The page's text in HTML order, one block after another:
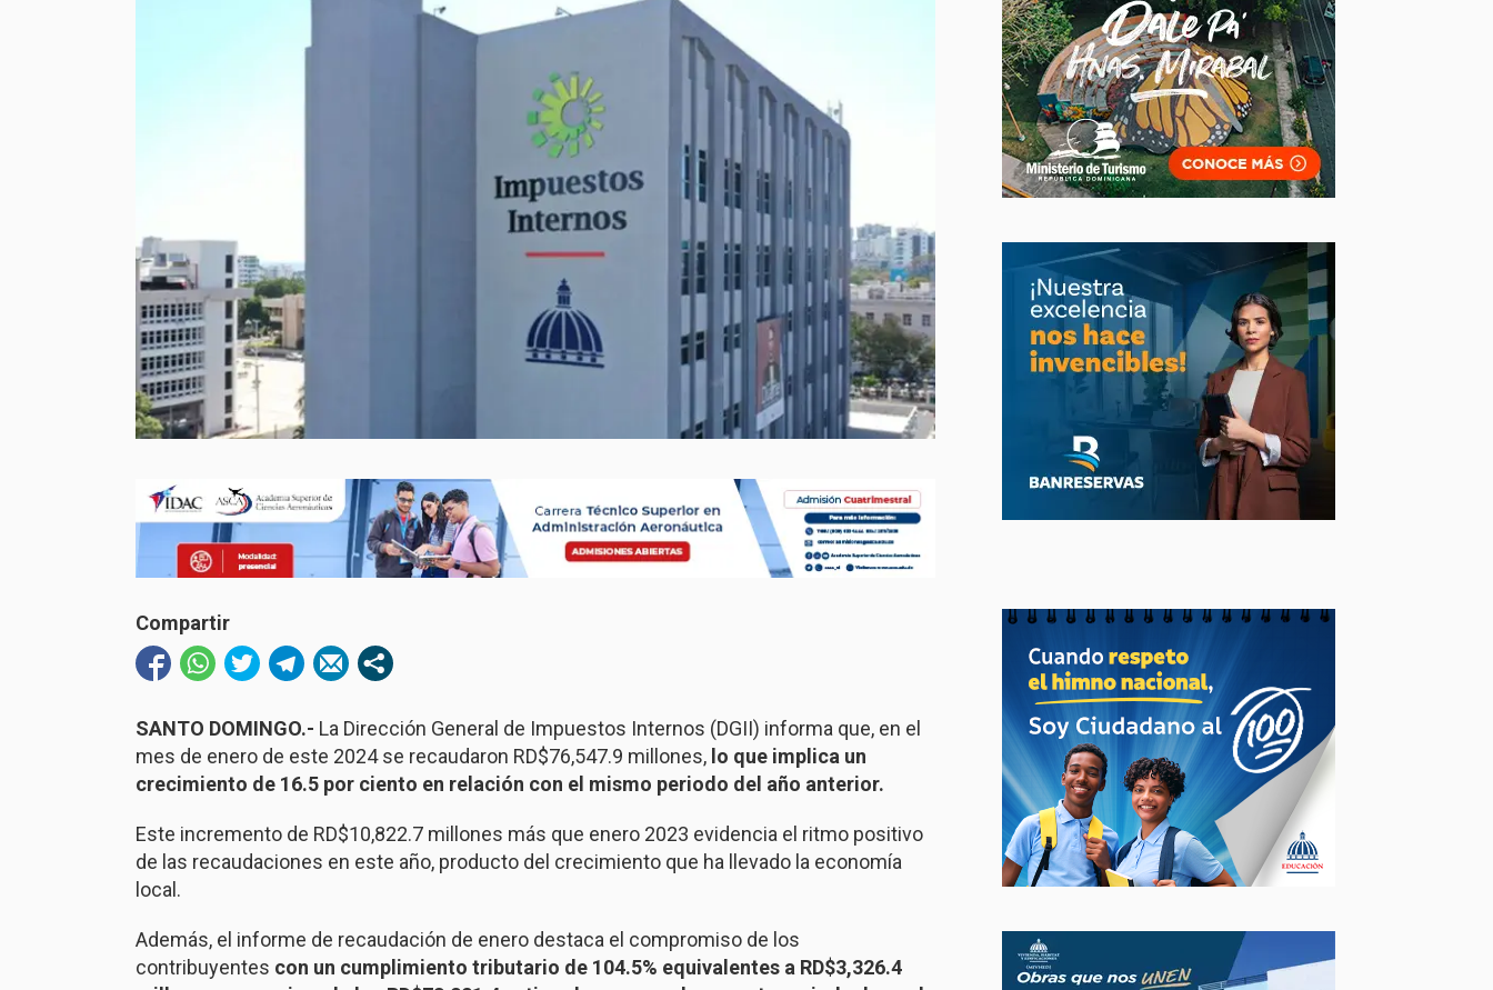
Compartir
SANTO DOMINGO.- La Dirección General de Impuestos Internos (DGII) informa que, en el
mes de enero de este 2024 se recaudaron RD$76,547.9 millones, lo que implica un
crecimiento de 16.5 por ciento en relación con el mismo periodo del año anterior.
Este incremento de RD$10,822.7 millones más que enero 2023 evidencia el ritmo positivo
de las recaudaciones en este año, producto del crecimiento que ha llevado la economía
local.
Además, el informe de recaudación de enero destaca el compromiso de los
contribuyentes con un cumplimiento tributario de 104.5% equivalentes a RD$3,326.4